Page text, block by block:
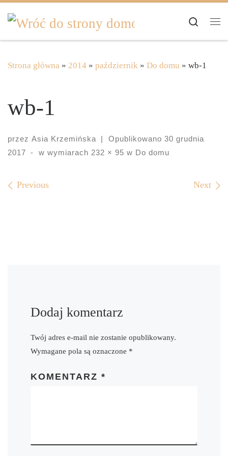
Skip to content
Search
Strona główna » 2014 » październik » Do domu » wb-1
wb-1
przez Asia Krzemińska | Opublikowano 30 grudnia
2017
- w wymiarach 232 × 95 w Do domu
Images navigation
Previous Next
Dodaj komentarz
Twój adres e-mail nie zostanie opublikowany.
Wymagane pola są oznaczone *
KOMENTARZ*